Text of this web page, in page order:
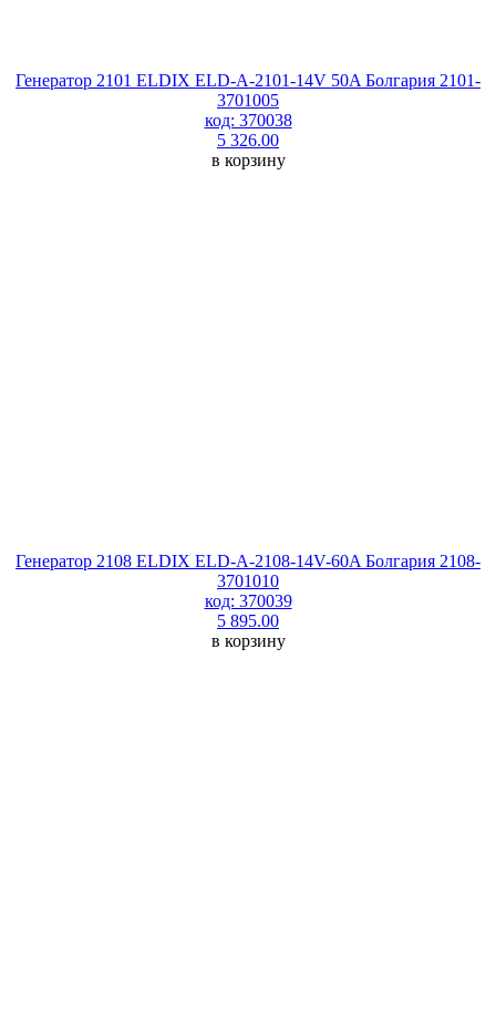
Генератор 2101 ELDIX ELD-A-2101-14V 50A Болгария 2101-
3701005
код: 370038
5 326.00
в корзину
Генератор 2108 ELDIX ELD-A-2108-14V-60A Болгария 2108-
3701010
код: 370039
5 895.00
в корзину